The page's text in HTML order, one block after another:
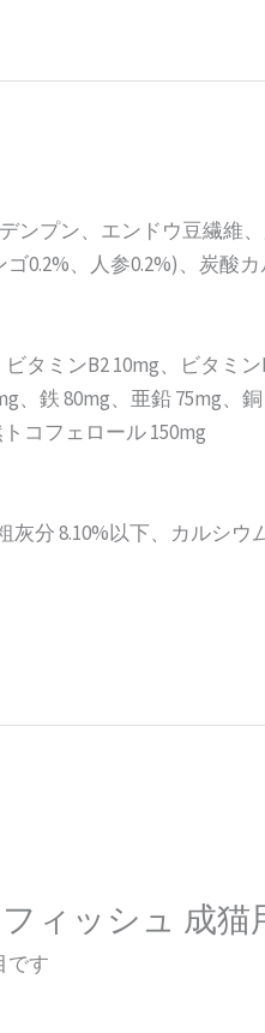
ンプン、エンドウ豆繊維
0.2%、人参0.2%)、炭酸
タミンB2 10mg、ビタミ
鉄 80mg、亜鉛 75mg、
コフェロール 150mg
分 8.10%以下、カルシウ
ィッシュ 成猫
です